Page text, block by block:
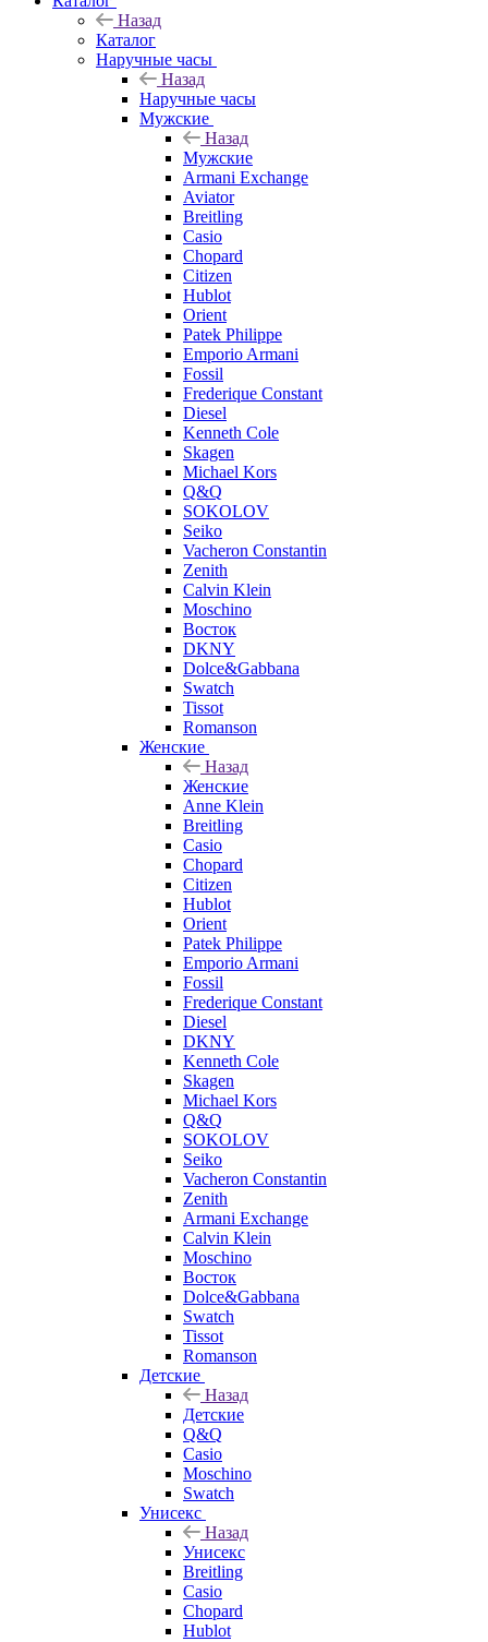
Назад
Каталог
Наручные часы
Назад
Наручные часы
Мужские
Назад
Мужские
Armani Exchange
Aviator
Breitling
Casio
Chopard
Citizen
Hublot
Orient
Patek Philippe
Emporio Armani
Fossil
Frederique Constant
Diesel
Kenneth Cole
Skagen
Michael Kors
Q&Q
SOKOLOV
Seiko
Vacheron Constantin
Zenith
Calvin Klein
Moschino
Восток
DKNY
Dolce&Gabbana
Swatch
Tissot
Romanson
Женские
Назад
Женские
Anne Klein
Breitling
Casio
Chopard
Citizen
Hublot
Orient
Patek Philippe
Emporio Armani
Fossil
Frederique Constant
Diesel
DKNY
Kenneth Cole
Skagen
Michael Kors
Q&Q
SOKOLOV
Seiko
Vacheron Constantin
Zenith
Armani Exchange
Calvin Klein
Moschino
Восток
Dolce&Gabbana
Swatch
Tissot
Romanson
Детские
Назад
Детские
Q&Q
Casio
Moschino
Swatch
Унисекс
Назад
Унисекс
Breitling
Casio
Chopard
Hublot